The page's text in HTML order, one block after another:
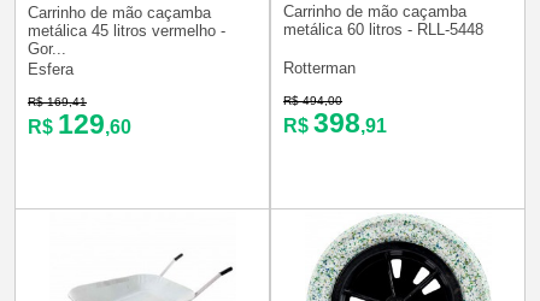
Carrinho de mão caçamba
metálica 45 litros vermelho -
Gor...
Esfera
R$ 169,41
R$ 129,60
Carrinho de mão caçamba
metálica 60 litros - RLL-5448
Rotterman
R$ 494,00
R$ 398,91